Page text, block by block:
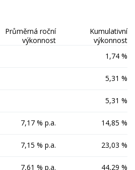
Průměrná roční
výkonnost
Kumulativní
výkonnost
1,74 %
5,31 %
5,31 %
7,17 % p.a. 14,85 %
7,15 % p.a. 23,03 %
7,61 % p.a.
44,29 %